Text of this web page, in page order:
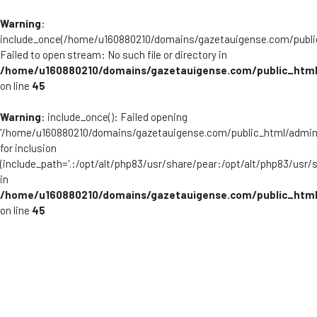
Warning:
include_once(/home/u160880210/domains/gazetauigense.com/
Failed to open stream: No such file or directory in
/home/u160880210/domains/gazetauigense.com/
on line 45
Warning: include_once(): Failed opening
'/home/u160880210/domains/gazetauigense.com/public_html/
for inclusion
(include_path='.:/opt/alt/php83/usr/share/pear:/opt/alt/php83/
in
/home/u160880210/domains/gazetauigense.com/
on line 45